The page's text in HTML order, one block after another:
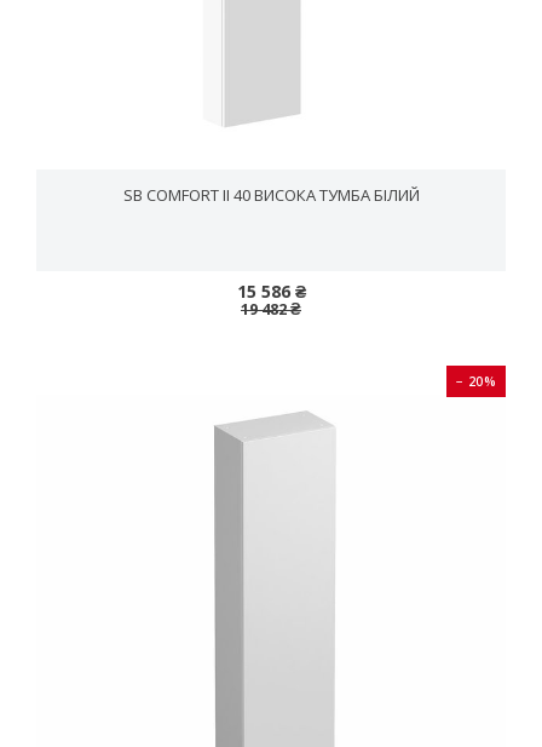
SB COMFORT II 40 ВИСОКА ТУМБА БІЛИЙ
15 586 ₴
19 482 ₴
− 20%